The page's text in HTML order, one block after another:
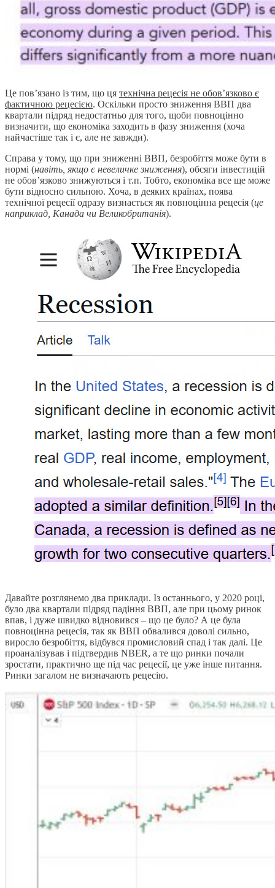
Це пов’язано із тим, що ця технічна рецесія не обов’язково є
фактичною рецесією. Оскільки просто зниження ВВП два
квартали підряд недостатньо для того, щоби повноцінно
визначити, що економіка заходить в фазу зниження (хоча
найчастіше так і є, але не завжди).
Справа у тому, що при зниженні ВВП, безробіття може бути в
нормі (навіть, якщо є невеличке зниження), обсяги інвестицій
не обов’язково знижуються і т.п. Тобто, економіка все ще може
бути відносно сильною. Хоча, в деяких країнах, поява
технічної рецесії одразу визнається як повноцінна рецесія (це
наприклад, Канада чи Великобританія).
Давайте розглянемо два приклади. Із останнього, у 2020 році,
було два квартали підряд падіння ВВП, але при цьому ринок
впав, і дуже швидко відновився – що це було? А це була
повноцінна рецесія, так як ВВП обвалився доволі сильно,
виросло безробіття, відбувся промисловий спад і так далі. Це
проаналізував і підтвердив NBER, а те що ринки почали
зростати, практично ще під час рецесії, це уже інше питання.
Ринки загалом не визначають рецесію.